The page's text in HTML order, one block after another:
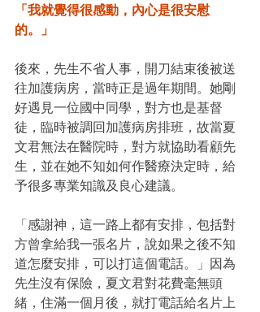
「我就覺得很感動，內心是很安慰
的。」
後來，先生不省人事，開刀結束後被送
往加護病房，當時正是過年期間。她剛
好遇見一位國中同學，對方也是基督
徒，臨時被調回加護病房排班，故當夏
文君無法在醫院時，對方就協助看顧先
生，並在她不知如何作醫療決定時，給
予很多專業知識及良心建議。
「感謝神，這一路上都有安排，包括對
方曾拿給我一張名片，說如果之後不知
道怎麼安排，可以打這個電話。」因為
先生沒有保險，夏文君對花費毫無頭
緒，住滿一個月後，就打電話給名片上